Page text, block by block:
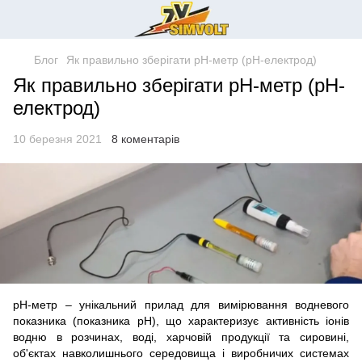
Блог Як правильно зберігати pH-метр (pH-електрод)
Як правильно зберігати pH-метр (pH-
електрод)
10 березня 2021 8 коментарів
pH-метр – унікальний прилад для вимірювання водневого
показника (показника pH), що характеризує активність іонів
водню в розчинах, воді, харчовій продукції та сировині,
об'єктах навколишнього середовища і виробничих системах